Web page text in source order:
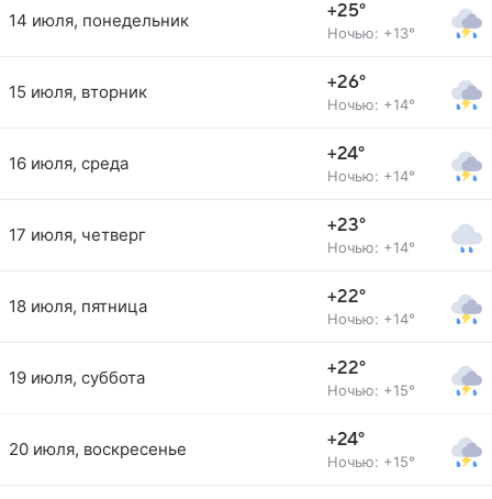
14 июля, понедельник +25°
Ночью: +13°
15 июля, вторник +26°
Ночью: +14°
16 июля, среда +24°
Ночью: +14°
17 июля, четверг +23°
Ночью: +14°
18 июля, пятница +22°
Ночью: +14°
19 июля, суббота +22°
Ночью: +15°
20 июля, воскресенье +24°
Ночью: +15°